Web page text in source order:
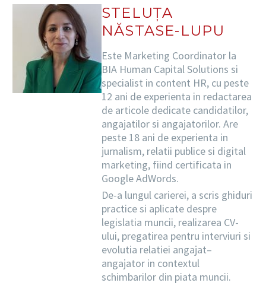
STELUȚA
NĂSTASE-LUPU
Este Marketing Coordinator la
BIA Human Capital Solutions si
specialist in content HR, cu peste
12 ani de experienta in redactarea
de articole dedicate candidatilor,
angajatilor si angajatorilor. Are
peste 18 ani de experienta in
jurnalism, relatii publice si digital
marketing, fiind certificata in
Google AdWords.
De-a lungul carierei, a scris ghiduri
practice si aplicate despre
legislatia muncii, realizarea CV-
ului, pregatirea pentru interviuri si
evolutia relatiei angajat–
angajator in contextul
schimbarilor din piata muncii.